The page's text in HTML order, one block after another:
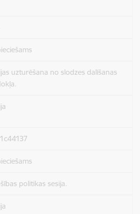
uzturēšana no slodzes dalīšanas
politikas sesija.